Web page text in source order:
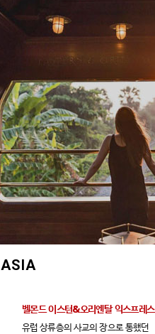
ASIA
벨몬드 이스턴&오리엔탈 익스프레스
유럽 상류층의 사교의 장으로 통했던